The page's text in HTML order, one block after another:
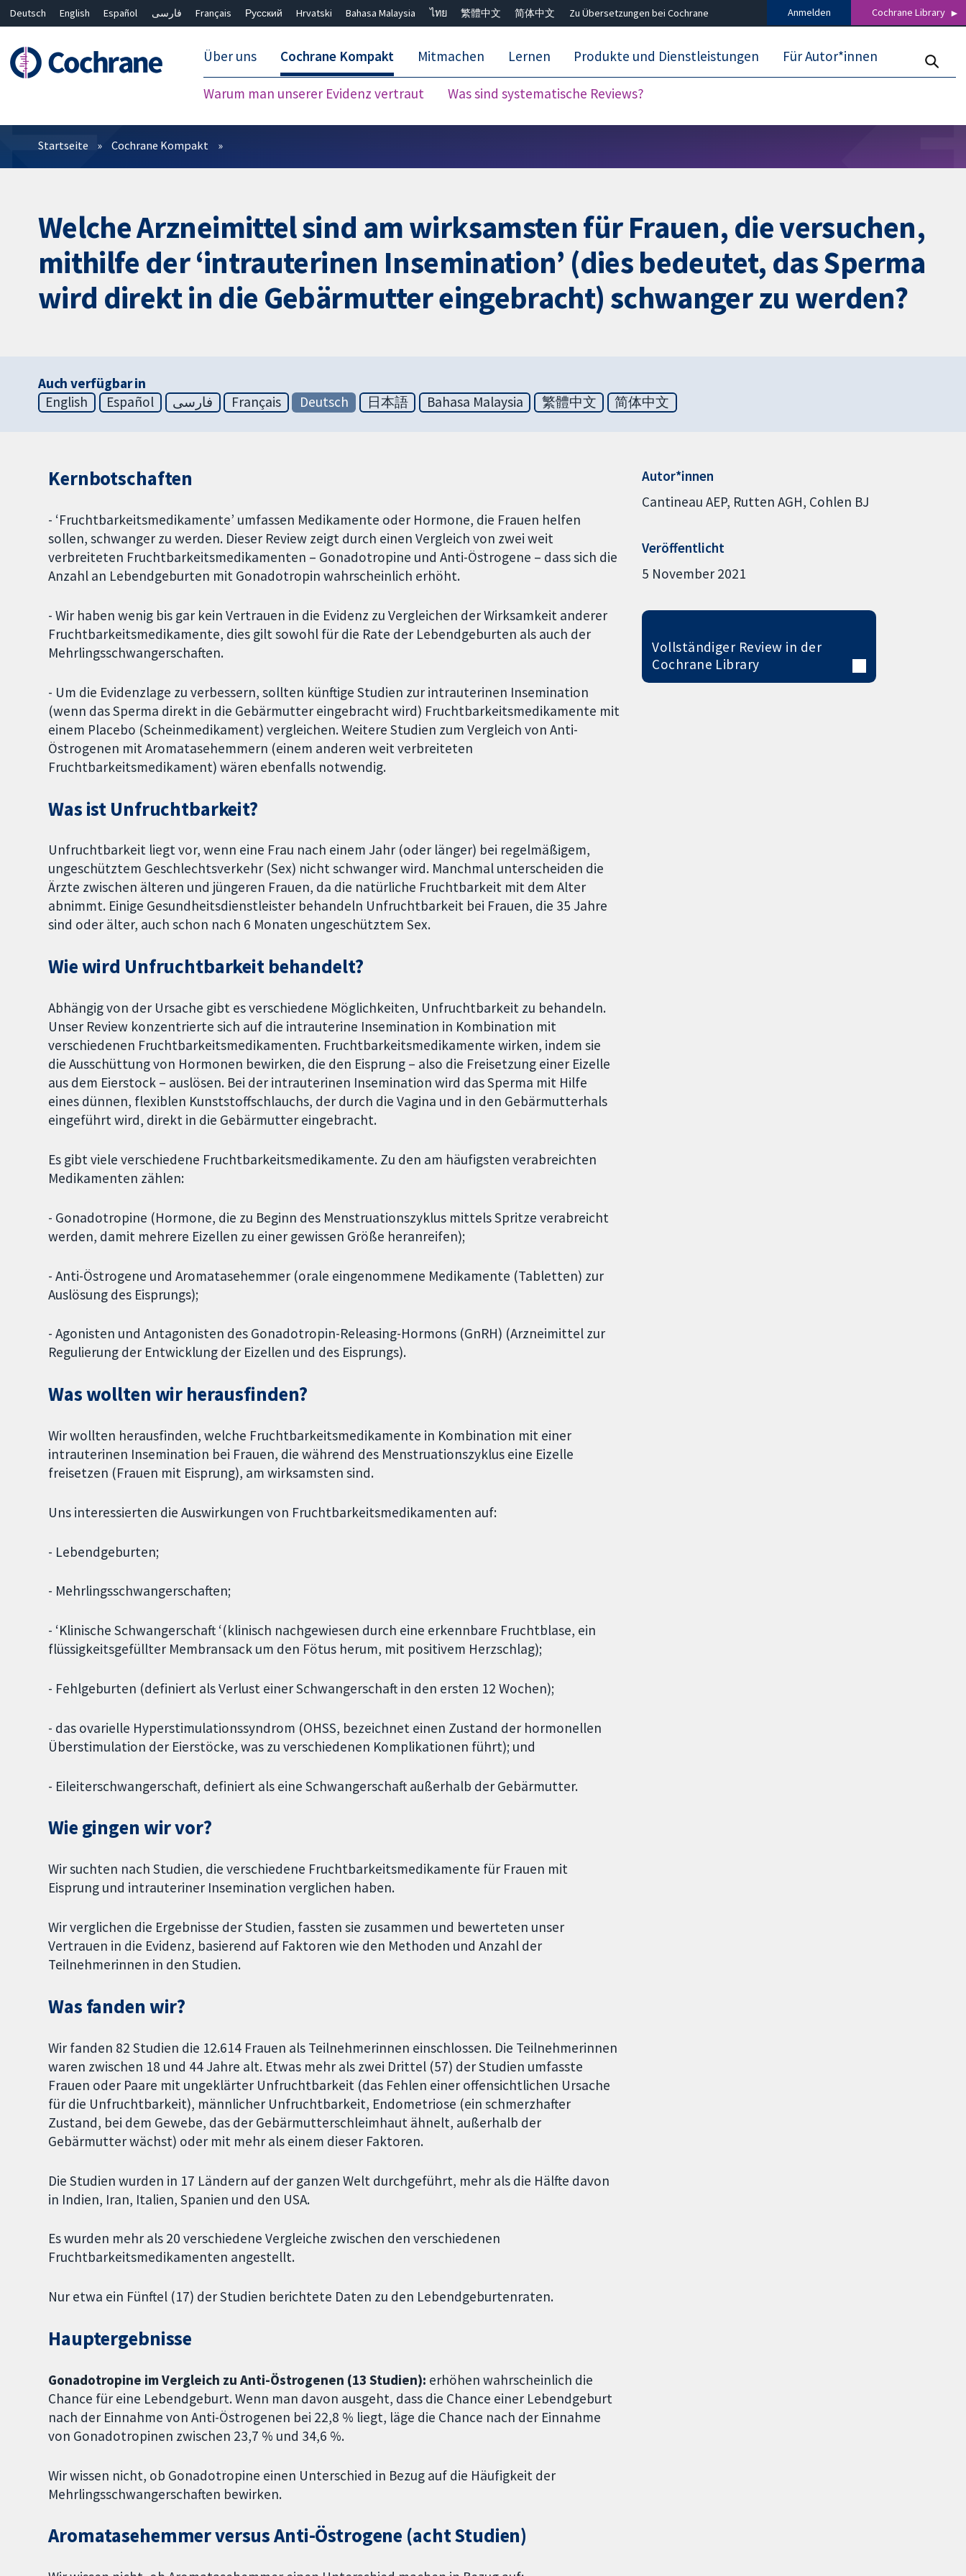
Deutsch English Español فارسی Français Русский Hrvatski Bahasa Malaysia ไทย 繁體中文 简体中文 Zu Übersetzungen bei Cochrane Anmelden Cochrane Library
Über uns Cochrane Kompakt
Warum man unserer Evidenz vertraut Was sind systematische Reviews?
Mitmachen Lernen Produkte und Dienstleistungen Für Autor*innen
Filter
Startseite Cochrane Kompakt
Welche Arzneimittel sind am wirksamsten für Frauen, die versuchen,
mithilfe der ‘intrauterinen Insemination’ (dies bedeutet, das Sperma
wird direkt in die Gebärmutter eingebracht) schwanger zu werden?
Auch verfügbar in
English
Español فارسی Français Deutsch 日本語 Bahasa Malaysia 繁體中文 简体中文
Kernbotschaften
- ‘Fruchtbarkeitsmedikamente’ umfassen Medikamente oder Hormone, die Frauen helfen
sollen, schwanger zu werden. Dieser Review zeigt durch einen Vergleich von zwei weit
verbreiteten Fruchtbarkeitsmedikamenten – Gonadotropine und Anti-Östrogene – dass sich die
Anzahl an Lebendgeburten mit Gonadotropin wahrscheinlich erhöht.
- Wir haben wenig bis gar kein Vertrauen in die Evidenz zu Vergleichen der Wirksamkeit anderer
Fruchtbarkeitsmedikamente, dies gilt sowohl für die Rate der Lebendgeburten als auch der
Mehrlingsschwangerschaften.
- Um die Evidenzlage zu verbessern, sollten künftige Studien zur intrauterinen Insemination
(wenn das Sperma direkt in die Gebärmutter eingebracht wird) Fruchtbarkeitsmedikamente mit
einem Placebo (Scheinmedikament) vergleichen. Weitere Studien zum Vergleich von Anti-
Östrogenen mit Aromatasehemmern (einem anderen weit verbreiteten
Fruchtbarkeitsmedikament) wären ebenfalls notwendig.
Was ist Unfruchtbarkeit?
Unfruchtbarkeit liegt vor, wenn eine Frau nach einem Jahr (oder länger) bei regelmäßigem,
ungeschütztem Geschlechtsverkehr (Sex) nicht schwanger wird. Manchmal unterscheiden die
Ärzte zwischen älteren und jüngeren Frauen, da die natürliche Fruchtbarkeit mit dem Alter
abnimmt. Einige Gesundheitsdienstleister behandeln Unfruchtbarkeit bei Frauen, die 35 Jahre
sind oder älter, auch schon nach 6 Monaten ungeschütztem Sex.
Wie wird Unfruchtbarkeit behandelt?
Abhängig von der Ursache gibt es verschiedene Möglichkeiten, Unfruchtbarkeit zu behandeln.
Unser Review konzentrierte sich auf die intrauterine Insemination in Kombination mit
verschiedenen Fruchtbarkeitsmedikamenten. Fruchtbarkeitsmedikamente wirken, indem sie
die Ausschüttung von Hormonen bewirken, die den Eisprung – also die Freisetzung einer Eizelle
aus dem Eierstock – auslösen. Bei der intrauterinen Insemination wird das Sperma mit Hilfe
eines dünnen, flexiblen Kunststoffschlauchs, der durch die Vagina und in den Gebärmutterhals
eingeführt wird, direkt in die Gebärmutter eingebracht.
Es gibt viele verschiedene Fruchtbarkeitsmedikamente. Zu den am häufigsten verabreichten
Medikamenten zählen:
- Gonadotropine (Hormone, die zu Beginn des Menstruationszyklus mittels Spritze verabreicht
werden, damit mehrere Eizellen zu einer gewissen Größe heranreifen);
- Anti-Östrogene und Aromatasehemmer (orale eingenommene Medikamente (Tabletten) zur
Auslösung des Eisprungs);
- Agonisten und Antagonisten des Gonadotropin-Releasing-Hormons (GnRH) (Arzneimittel zur
Regulierung der Entwicklung der Eizellen und des Eisprungs).
Was wollten wir herausfinden?
Wir wollten herausfinden, welche Fruchtbarkeitsmedikamente in Kombination mit einer
intrauterinen Insemination bei Frauen, die während des Menstruationszyklus eine Eizelle
freisetzen (Frauen mit Eisprung), am wirksamsten sind.
Uns interessierten die Auswirkungen von Fruchtbarkeitsmedikamenten auf:
- Lebendgeburten;
- Mehrlingsschwangerschaften;
- ‘Klinische Schwangerschaft ‘(klinisch nachgewiesen durch eine erkennbare Fruchtblase, ein
flüssigkeitsgefüllter Membransack um den Fötus herum, mit positivem Herzschlag);
- Fehlgeburten (definiert als Verlust einer Schwangerschaft in den ersten 12 Wochen);
- das ovarielle Hyperstimulationssyndrom (OHSS, bezeichnet einen Zustand der hormonellen
Überstimulation der Eierstöcke, was zu verschiedenen Komplikationen führt); und
- Eileiterschwangerschaft, definiert als eine Schwangerschaft außerhalb der Gebärmutter.
Wie gingen wir vor?
Wir suchten nach Studien, die verschiedene Fruchtbarkeitsmedikamente für Frauen mit
Eisprung und intrauteriner Insemination verglichen haben.
Wir verglichen die Ergebnisse der Studien, fassten sie zusammen und bewerteten unser
Vertrauen in die Evidenz, basierend auf Faktoren wie den Methoden und Anzahl der
Teilnehmerinnen in den Studien.
Was fanden wir?
Wir fanden 82 Studien die 12.614 Frauen als Teilnehmerinnen einschlossen. Die Teilnehmerinnen
waren zwischen 18 und 44 Jahre alt. Etwas mehr als zwei Drittel (57) der Studien umfasste
Frauen oder Paare mit ungeklärter Unfruchtbarkeit (das Fehlen einer offensichtlichen Ursache
für die Unfruchtbarkeit), männlicher Unfruchtbarkeit, Endometriose (ein schmerzhafter
Zustand, bei dem Gewebe, das der Gebärmutterschleimhaut ähnelt, außerhalb der
Gebärmutter wächst) oder mit mehr als einem dieser Faktoren.
Die Studien wurden in 17 Ländern auf der ganzen Welt durchgeführt, mehr als die Hälfte davon
in Indien, Iran, Italien, Spanien und den USA.
Es wurden mehr als 20 verschiedene Vergleiche zwischen den verschiedenen
Fruchtbarkeitsmedikamenten angestellt.
Nur etwa ein Fünftel (17) der Studien berichtete Daten zu den Lebendgeburtenraten.
Hauptergebnisse
Gonadotropine im Vergleich zu Anti-Östrogenen (13 Studien): erhöhen wahrscheinlich die
Chance für eine Lebendgeburt. Wenn man davon ausgeht, dass die Chance einer Lebendgeburt
nach der Einnahme von Anti-Östrogenen bei 22,8 % liegt, läge die Chance nach der Einnahme
von Gonadotropinen zwischen 23,7 % und 34,6 %.
Wir wissen nicht, ob Gonadotropine einen Unterschied in Bezug auf die Häufigkeit der
Mehrlingsschwangerschaften bewirken.
Aromatasehemmer versus Anti-Östrogene (acht Studien)
Autor*innen
Cantineau AEP Rutten AGH Cohlen BJ
Veröffentlicht
5 November 2021
Vollständiger Review in der
Cochrane Library